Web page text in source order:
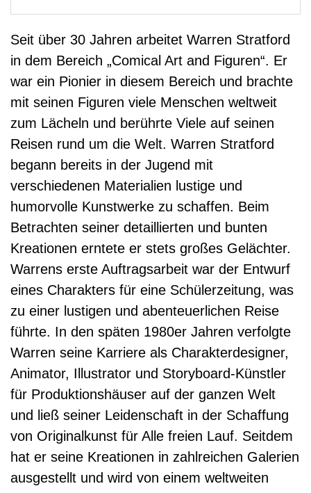
Seit über 30 Jahren arbeitet Warren Stratford
in dem Bereich „Comical Art and Figuren“. Er
war ein Pionier in diesem Bereich und brachte
mit seinen Figuren viele Menschen weltweit
zum Lächeln und berührte Viele auf seinen
Reisen rund um die Welt. Warren Stratford
begann bereits in der Jugend mit
verschiedenen Materialien lustige und
humorvolle Kunstwerke zu schaffen. Beim
Betrachten seiner detaillierten und bunten
Kreationen erntete er stets großes Gelächter.
Warrens erste Auftragsarbeit war der Entwurf
eines Charakters für eine Schülerzeitung, was
zu einer lustigen und abenteuerlichen Reise
führte. In den späten 1980er Jahren verfolgte
Warren seine Karriere als Charakterdesigner,
Animator, Illustrator und Storyboard-Künstler
für Produktionshäuser auf der ganzen Welt
und ließ seiner Leidenschaft in der Schaffung
von Originalkunst für Alle freien Lauf. Seitdem
hat er seine Kreationen in zahlreichen Galerien
ausgestellt und wird von einem weltweiten